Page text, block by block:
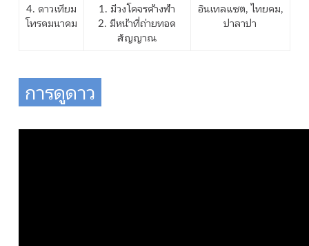
4. ดาวเทียม
โทรคมนาคม
1. มีวงโคจรค้างฟ้า
2. มีหน้าที่ถ่ายทอด
สัญญาณ
อินเทลแซต, ไทยคม,
ปาลาปา
การดูดาว